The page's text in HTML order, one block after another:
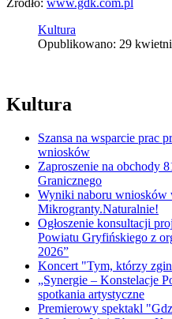
Kultura
Opublikowano: 29
Kultura
Szansa na wsparcie prac
wniosków
Zaproszenie na obchody
Granicznego
Wyniki naboru wniosków
Mikrogranty.Naturalnie!
Ogłoszenie konsultacji
Powiatu Gryfińskiego z
2026”
Koncert "Tym, którzy
„Synergie – Konstelacje
spotkania artystyczne
Premierowy spektakl